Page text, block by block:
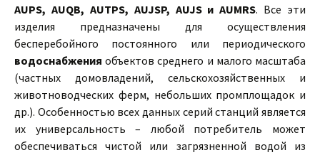
AUPS, AUQB, AUTPS, AUJSP, AUJS и AUMRS. Все эти
изделия предназначены для осуществления
бесперебойного постоянного или периодического
водоснабжения объектов среднего и малого масштаба
(частных домовладений, сельскохозяйственных и
животноводческих ферм, небольших промплощадок и
др.). Особенностью всех данных серий станций является
их универсальность – любой потребитель может
обеспечиваться чистой или загрязненной водой из